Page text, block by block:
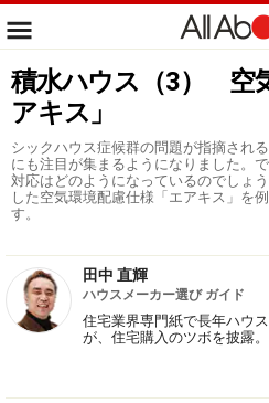
積水ハウス（3） 空
アキス」
シックハウス症候群の問題が指摘され
にも注目が集まるようになりました。
対応はどのようになっているのでしょ
した空気環境配慮仕様「エアキス」を
す。
田中 直輝
ハウスメーカー選び ガイド
住宅業界専門紙で長年ハウ
が、住宅購入のツボを披露。